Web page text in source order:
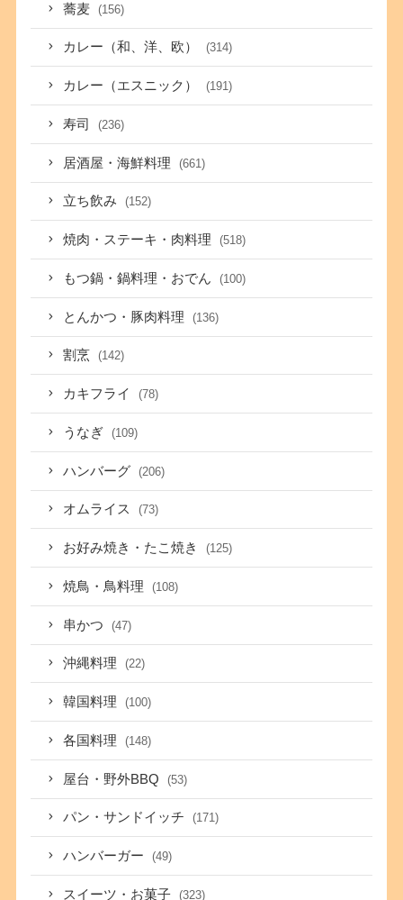
蕎麦 (156)
カレー（和、洋、欧） (314)
カレー（エスニック） (191)
寿司 (236)
居酒屋・海鮮料理 (661)
立ち飲み (152)
焼肉・ステーキ・肉料理 (518)
もつ鍋・鍋料理・おでん (100)
とんかつ・豚肉料理 (136)
割烹 (142)
カキフライ (78)
うなぎ (109)
ハンバーグ (206)
オムライス (73)
お好み焼き・たこ焼き (125)
焼鳥・鳥料理 (108)
串かつ (47)
沖縄料理 (22)
韓国料理 (100)
各国料理 (148)
屋台・野外BBQ (53)
パン・サンドイッチ (171)
ハンバーガー (49)
スイーツ・お菓子 (323)